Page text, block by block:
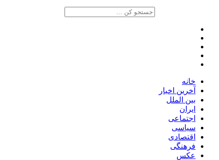
خانه
آخرین اخبار
بین الملل
ایران
اجتماعی
سیاسی
اقتصادی
فرهنگی
عکس